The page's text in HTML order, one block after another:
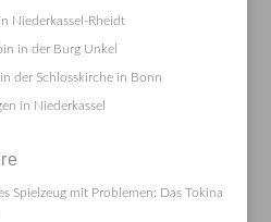
Niederkassel-Rheidt
in der Burg Unkel
der Schlosskirche in Bonn
in Niederkassel
Spielzeug mit Problemen: Das Tokina